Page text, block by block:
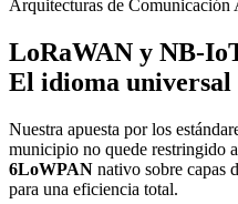
Arquitecturas de Comunicación
LoRaWAN y NB-
El idioma universal
Nuestra apuesta por los
municipio no quede restringido
6LoWPAN nativo sobre capas
para una eficiencia total.